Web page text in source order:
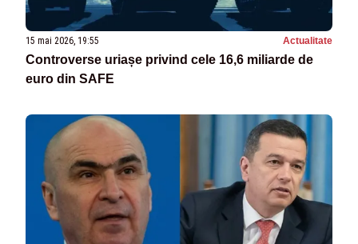
15 mai 2026, 19:55 Actualitate
Controverse uriașe privind cele 16,6 miliarde de
euro din SAFE